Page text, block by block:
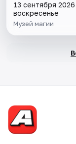
13 сентября 2026
воскресенье
Музей магии